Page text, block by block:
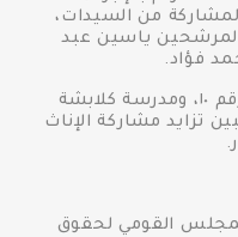
المشاركة من السيدات،
المرشحين ياسين عبد
فؤاد.
- مدرسة قرشه، لجنة فرعية رقم ١٠، ومدرسة كلابشة
لجنة فرعية رقم ٤٦: تبين تزايد مشاركة الإناث
القومي لحقوق